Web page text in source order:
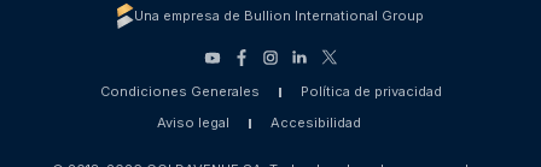
Una empresa de Bullion International Group
Condiciones Generales
Política de privacidad
Aviso legal
Accesibilidad